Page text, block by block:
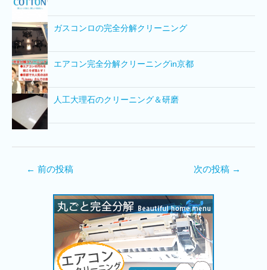
ガスコンロの完全分解クリーニング
エアコン完全分解クリーニングin京都
人工大理石のクリーニング＆研磨
← 前の投稿 次の投稿 →